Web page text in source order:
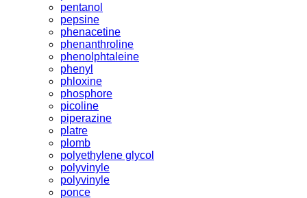
pentanol
pepsine
phenacetine
phenanthroline
phenolphtaleine
phenyl
phloxine
phosphore
picoline
piperazine
platre
plomb
polyethylene glycol
polyvinyle
polyvinyle
ponce